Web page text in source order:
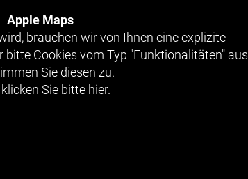
Apple Maps
brauchen wir von Ihnen eine explizite
bitte Cookies vom Typ "Funktionalitäten" aus
Sie diesen zu.
Sie bitte hier.